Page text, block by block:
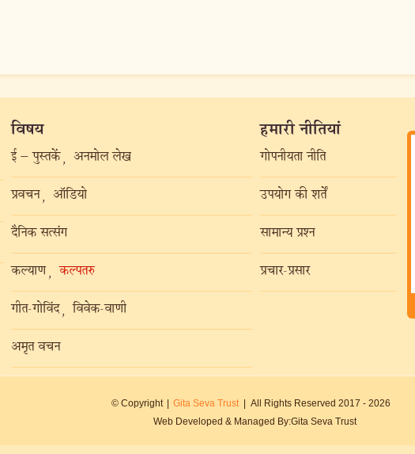
विषय
ई – पुस्तकें , अनमोल लेख
प्रवचन , ऑडियो
दैनिक सत्संग
कल्याण , कल्पतरु
गीत-गोविंद , विवेक-वाणी
अमृत वचन
हमारी नीतियां
गोपनीयता नीति
उपयोग की शर्तें
सामान्य प्रश्न
प्रचार-प्रसार
© Copyright | Gita Seva Trust | All Rights Reserved 2017 - 2026
Web Developed & Managed By:Gita Seva Trust